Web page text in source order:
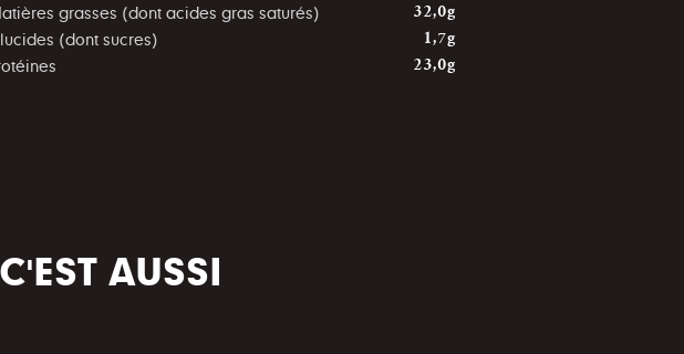
grasses (dont acides gras saturés) 32,0g
(dont sucres) 1,7g
23,0g
C'EST AUSSI